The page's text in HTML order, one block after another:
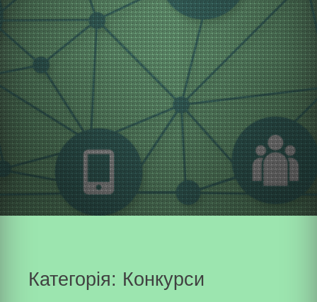
Категорія: Конкурси